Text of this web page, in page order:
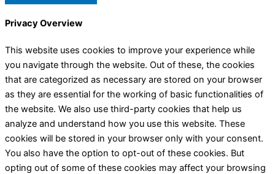
Privacy Overview
This website uses cookies to improve your experience while
you navigate through the website. Out of these, the cookies
that are categorized as necessary are stored on your browser
as they are essential for the working of basic functionalities of
the website. We also use third-party cookies that help us
analyze and understand how you use this website. These
cookies will be stored in your browser only with your consent.
You also have the option to opt-out of these cookies. But
opting out of some of these cookies may affect your browsing